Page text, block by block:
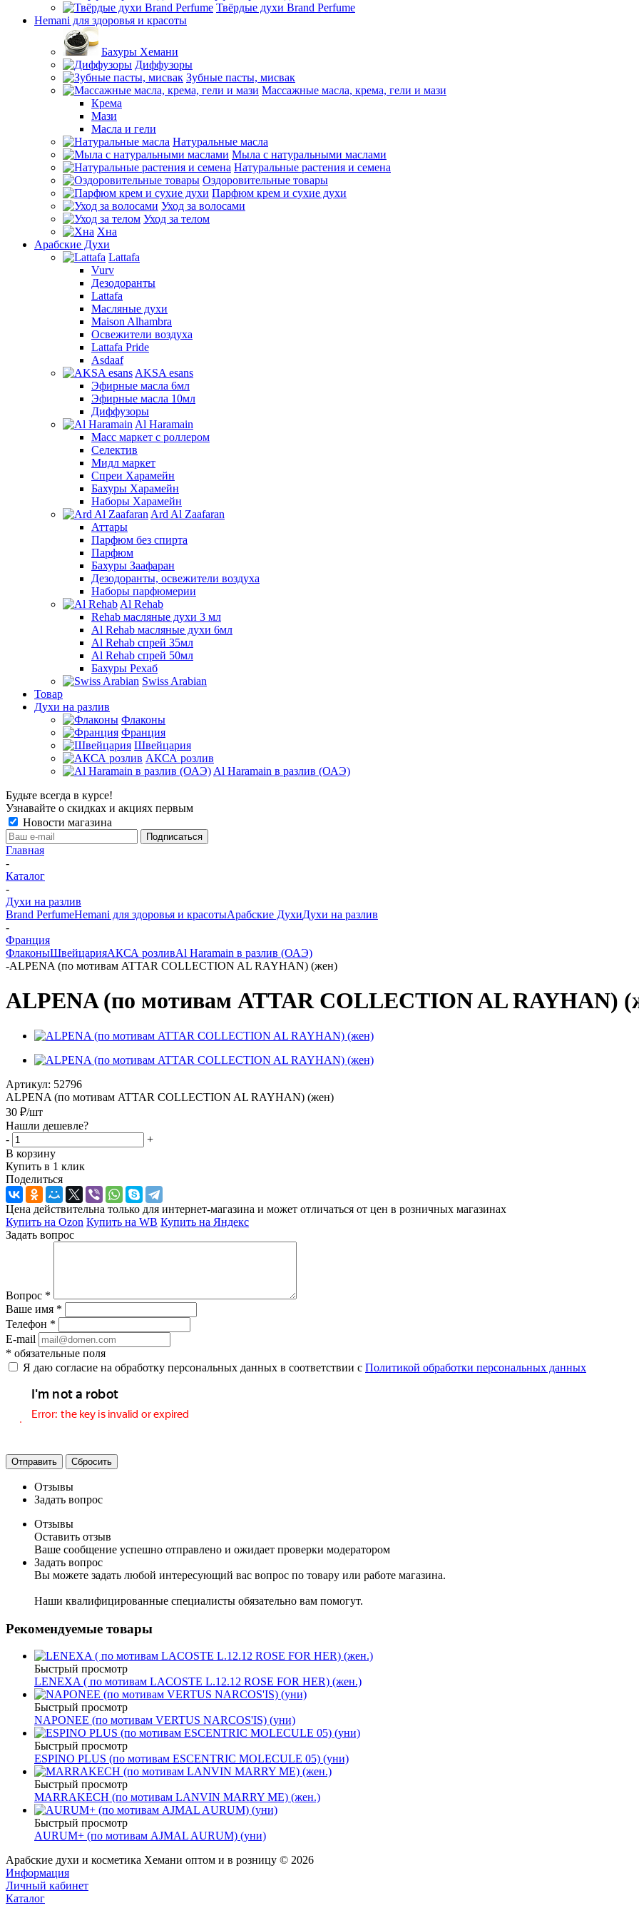
Твёрдые духи Brand Perfume
Hemani для здоровья и красоты
Бахуры Хемани
Диффузоры
Зубные пасты, мисвак
Массажные масла, крема, гели и мази
Крема
Мази
Масла и гели
Натуральные масла
Мыла с натуральными маслами
Натуральные растения и семена
Оздоровительные товары
Парфюм крем и сухие духи
Уход за волосами
Уход за телом
Хна
Арабские Духи
Lattafa
Vurv
Дезодоранты
Lattafa
Масляные духи
Maison Alhambra
Освежители воздуха
Lattafa Pride
Asdaaf
AKSA esans
Эфирные масла 6мл
Эфирные масла 10мл
Диффузоры
Al Haramain
Масс маркет с роллером
Селектив
Мидл маркет
Спреи Харамейн
Бахуры Харамейн
Наборы Харамейн
Ard Al Zaafaran
Аттары
Парфюм без спирта
Парфюм
Бахуры Заафаран
Дезодоранты, освежители воздуха
Наборы парфюмерии
Al Rehab
Rehab масляные духи 3 мл
Al Rehab масляные духи 6мл
Al Rehab спрей 35мл
Al Rehab спрей 50мл
Бахуры Рехаб
Swiss Arabian
Товар
Духи на разлив
Флаконы
Франция
Швейцария
АКСА розлив
Al Haramain в разлив (ОАЭ)
Будьте всегда в курсе!
Узнавайте о скидках и акциях первым
Новости магазина
Главная
-
Каталог
-
Духи на разлив
Brand PerfumeHemani для здоровья и красотыАрабские ДухиДухи на разлив
-
Франция
ФлаконыШвейцарияАКСА розливAl Haramain в разлив (ОАЭ)
-ALPENA (по мотивам ATTAR COLLECTION AL RAYHAN) (жен)
ALPENA (по мотивам ATTAR COLLECTION AL RAYHAN)
Артикул: 52796
ALPENA (по мотивам ATTAR COLLECTION AL RAYHAN) (жен)
30 ₽/шт
Нашли дешевле?
-
+
В корзину
Купить в 1 клик
Поделиться
Цена действительна только для интернет-магазина и может отличаться от цен в розничных магазинах
Купить на Ozon Купить на WB Купить на Яндекс
Задать вопрос
Вопрос *
Ваше имя *
Телефон *
E-mail
* обязательные поля
Я даю согласие на обработку персональных данных в соответствии с Политикой обработки персональных данных
Отправить Сбросить
Отзывы
Задать вопрос
Отзывы
Оставить отзыв
Ваше сообщение успешно отправлено и ожидает проверки модератором
Задать вопрос
Вы можете задать любой интересующий вас вопрос по товару или работе магазина.
Наши квалифицированные специалисты обязательно вам помогут.
Рекомендуемые товары
Быстрый просмотр
LENEXA ( по мотивам LACOSTE L.12.12 ROSE FOR HER) (жен.)
Быстрый просмотр
NAPONEE (по мотивам VERTUS NARCOS'IS) (уни)
Быстрый просмотр
ESPINO PLUS (по мотивам ESCENTRIC MOLECULE 05) (уни)
Быстрый просмотр
MARRAKECH (по мотивам LANVIN MARRY ME) (жен.)
Быстрый просмотр
AURUM+ (по мотивам AJMAL AURUM) (уни)
Арабские духи и косметика Хемани оптом и в розницу © 2026
Информация
Личный кабинет
Каталог